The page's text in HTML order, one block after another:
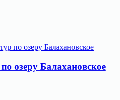
озеру Балахановское